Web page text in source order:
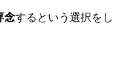
念するという選択をし